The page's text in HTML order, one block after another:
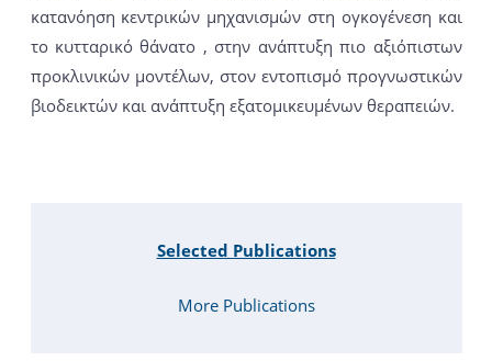
κατανόηση κεντρικών μηχανισμών στη ογκογένεση και
το κυτταρικό θάνατο , στην ανάπτυξη πιο αξιόπιστων
προκλινικών μοντέλων, στον εντοπισμό προγνωστικών
βιοδεικτών και ανάπτυξη εξατομικευμένων θεραπειών.
Selected Publications
More Publications